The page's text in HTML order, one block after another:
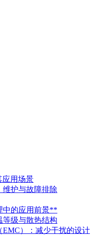
应用场景
维护与故障排除
中的应用前景**
等级与散热结构
）：减少干扰的设计